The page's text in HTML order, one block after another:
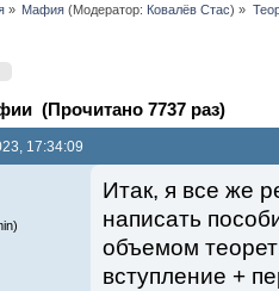
» Мафия (Модератор: Ковалёв Стас) »
(Прочитано 7737 раз)
17:34:09
Итак, я все же
написать
объемом
вступление +